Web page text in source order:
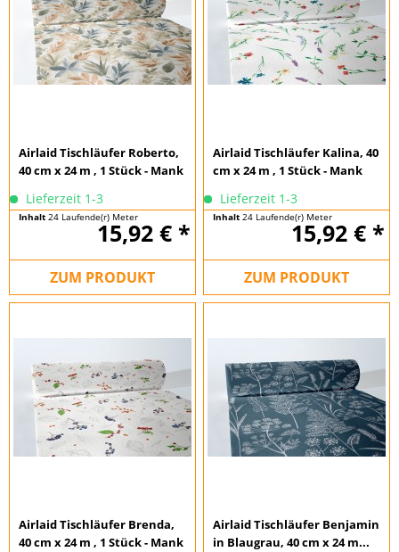
Airlaid Tischläufer Roberto,
40 cm x 24 m , 1 Stück - Mank
Lieferzeit 1-3
Inhalt24 Laufende(r) Meter
(0,66 € * / 1 Laufende(r) Meter)
15,92 € *
ZUM PRODUKT
Airlaid Tischläufer Kalina, 40
cm x 24 m , 1 Stück - Mank
Lieferzeit 1-3
Inhalt24 Laufende(r) Meter
(0,66 € * / 1 Laufende(r) Meter)
15,92 € *
ZUM PRODUKT
Airlaid Tischläufer Brenda,
40 cm x 24 m , 1 Stück - Mank
Airlaid Tischläufer Benjamin
in Blaugrau, 40 cm x 24 m...